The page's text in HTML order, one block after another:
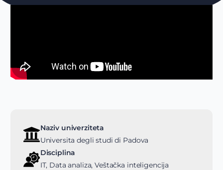
Naziv univerziteta
Universita degli studi di Padova
Disciplina
IT, Data analiza, Veštačka inteligencija